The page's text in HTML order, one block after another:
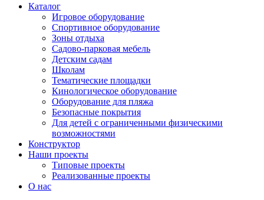
Игровые комплексы от 5 до 12 лет
Горки
Игровые элементы
Качели балансирные
Качалки на пружине
Качели
Песочницы
Песочные городки
Детские столики и скамьи
Домики-беседки
Теневые навесы и сцены
Развивающие игровые элементы
ПДД для детей
Спортивное оборудование
Кинологическое оборудование
Оборудование для пляжа
Каталог
Игровое оборудование
Спортивное оборудование
Зоны отдыха
Садово-парковая мебель
Детским садам
Школам
Тематические площадки
Кинологическое оборудование
Оборудование для пляжа
Безопасные покрытия
Для детей с ограниченными физическими
возможностями
Конструктор
Наши проекты
Типовые проекты
Реализованные проекты
О нас